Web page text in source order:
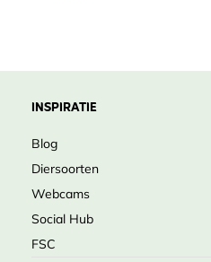
INSPIRATIE
Blog
Diersoorten
Webcams
Social Hub
FSC